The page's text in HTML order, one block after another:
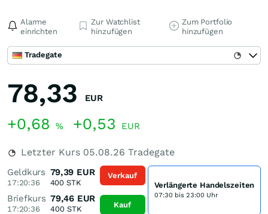
Alarme
einrichten
Zur Watchlist
hinzufügen
Zum Portfolio
hinzufügen
Tradegate
78,33 EUR
+0,68 % +0,53 EUR
Letzter Kurs 05.08.26 Tradegate
Geldkurs
17:20:36
79,39 EUR
400 STK
Briefkurs
17:20:36
79,46 EUR
400STK
Verkauf
Kauf
Verlängerte Handelszeiten
07:30 bis 23:00 Uhr